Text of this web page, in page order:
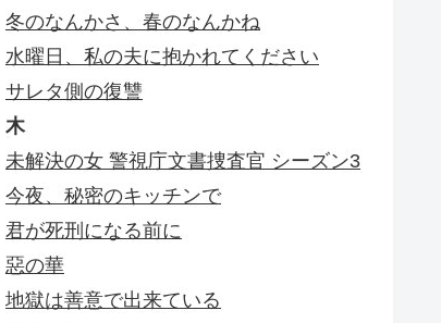
冬のなんかさ、春のなんかね
水曜日、私の夫に抱かれてください
サレタ側の復讐
木
未解決の女 警視庁文書捜査官 シーズン3
今夜、秘密のキッチンで
君が死刑になる前に
惡の華
地獄は善意で出来ている